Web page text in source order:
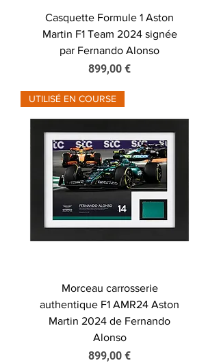
Casquette Formule 1 Aston
Martin F1 Team 2024 signée
par Fernando Alonso
Prix
899,00 €
UTILISÉ EN COURSE
Morceau carrosserie
authentique F1 AMR24 Aston
Martin 2024 de Fernando
Alonso
Prix
899,00 €